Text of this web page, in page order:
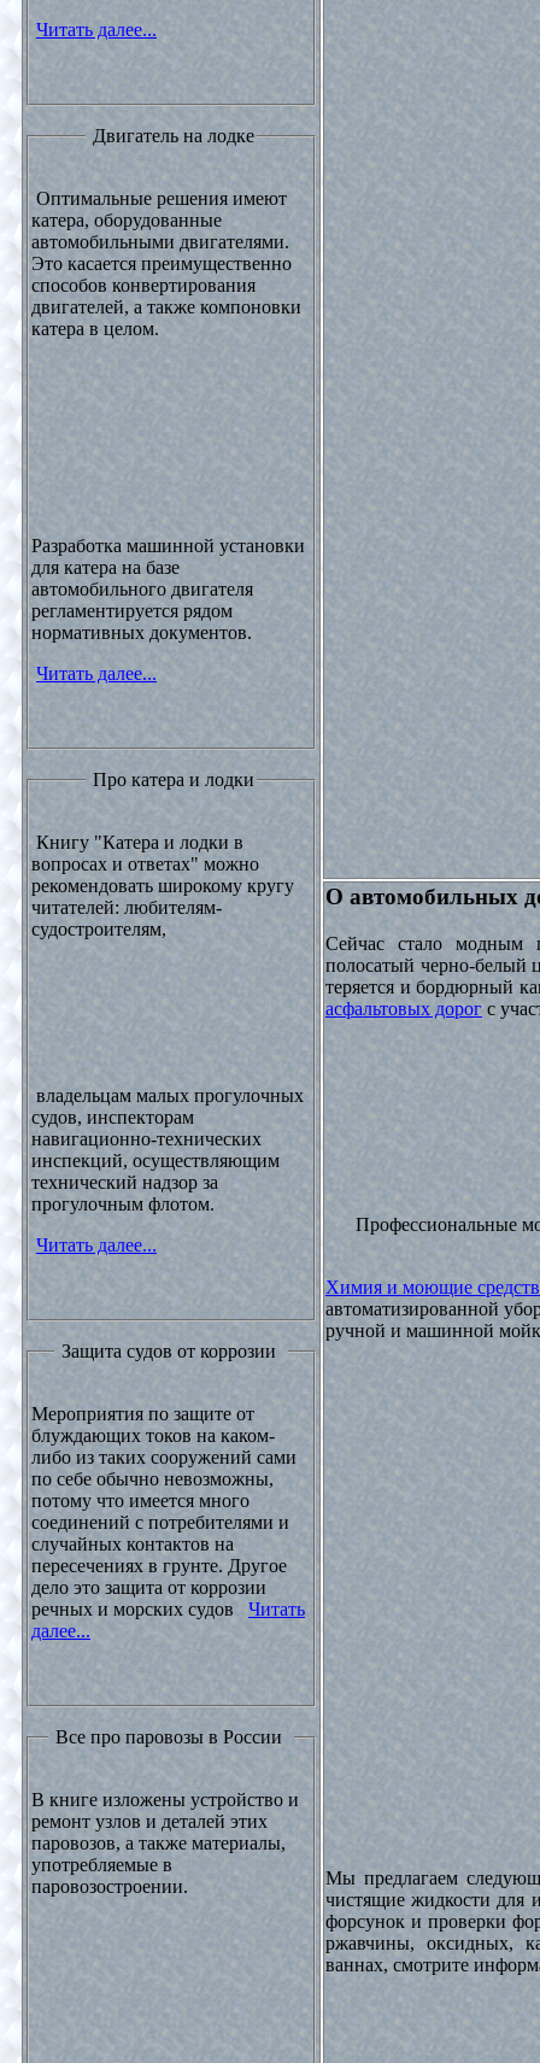
Читать далее...
Двигатель на лодке
Оптимальные решения имеют
катера, оборудованные
автомобильными двигателями.
Это касается преимущественно
способов конвертирования
двигателей, а также компоновки
катера в целом.
Разработка машинной установки
для катера на базе
автомобильного двигателя
регламентируется рядом
нормативных документов.
Читать далее...
Про катера и лодки
Книгу "Катера и лодки в
вопросах и ответах" можно
рекомендовать широкому кругу
читателей: любителям-
судостроителям,
владельцам малых прогулочных
судов, инспекторам
навигационно-технических
инспекций, осуществляющим
технический надзор за
прогулочным флотом.
Читать далее...
Защита судов от коррозии
Мероприятия по защите от
блуждающих токов на каком-
либо из таких сооружений сами
по себе обычно невозможны,
потому что имеется много
соединений с потребителями и
случайных контактов на
пересечениях в грунте. Другое
дело это защита от коррозии
речных и морских судов Читать
далее...
Все про паровозы в России
В книге изложены устройство и
ремонт узлов и деталей этих
паровозов, а также материалы,
употребляемые в
паровозостроении.
О автомобильных
Сейчас стало модным
полосатый черно-белый
теряется и бордюрный
асфальтовых дорог с
Профессиональные
Химия и моющие
автоматизированной
ручной и машинной
Мы предлагаем
чистящие жидкости для
форсунок и проверки
ржавчины, оксидных,
ваннах, смотрите